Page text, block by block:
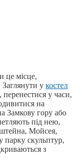
це місце,
Заглянути у костел
перенестися у часи,
на
Замкову гору або
під нею,
Мойсея,
парку скульптур,
з